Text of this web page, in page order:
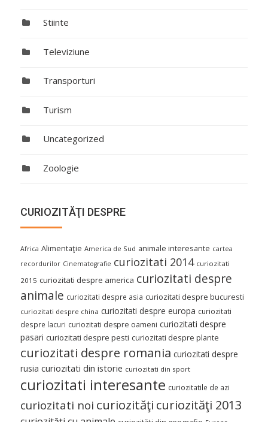
Stiinte
Televiziune
Transporturi
Turism
Uncategorized
Zoologie
CURIOZITĂŢI DESPRE
Africa Alimentaţie America de Sud animale interesante cartea
recordurilor Cinematografie curiozitati 2014 curiozitati
2015 curiozitati despre america curiozitati despre
animale curiozitati despre asia curiozitati despre bucuresti
curiozitati despre china curiozitati despre europa curiozitati
despre lacuri curiozitati despre oameni curiozitati despre
pasari curiozitati despre pesti curiozitati despre plante
curiozitati despre romania curiozitati despre
rusia curiozitati din istorie curiozitati din sport
curiozitati interesante curiozitatile de azi
curiozitati noi curiozităţi curiozităţi 2013